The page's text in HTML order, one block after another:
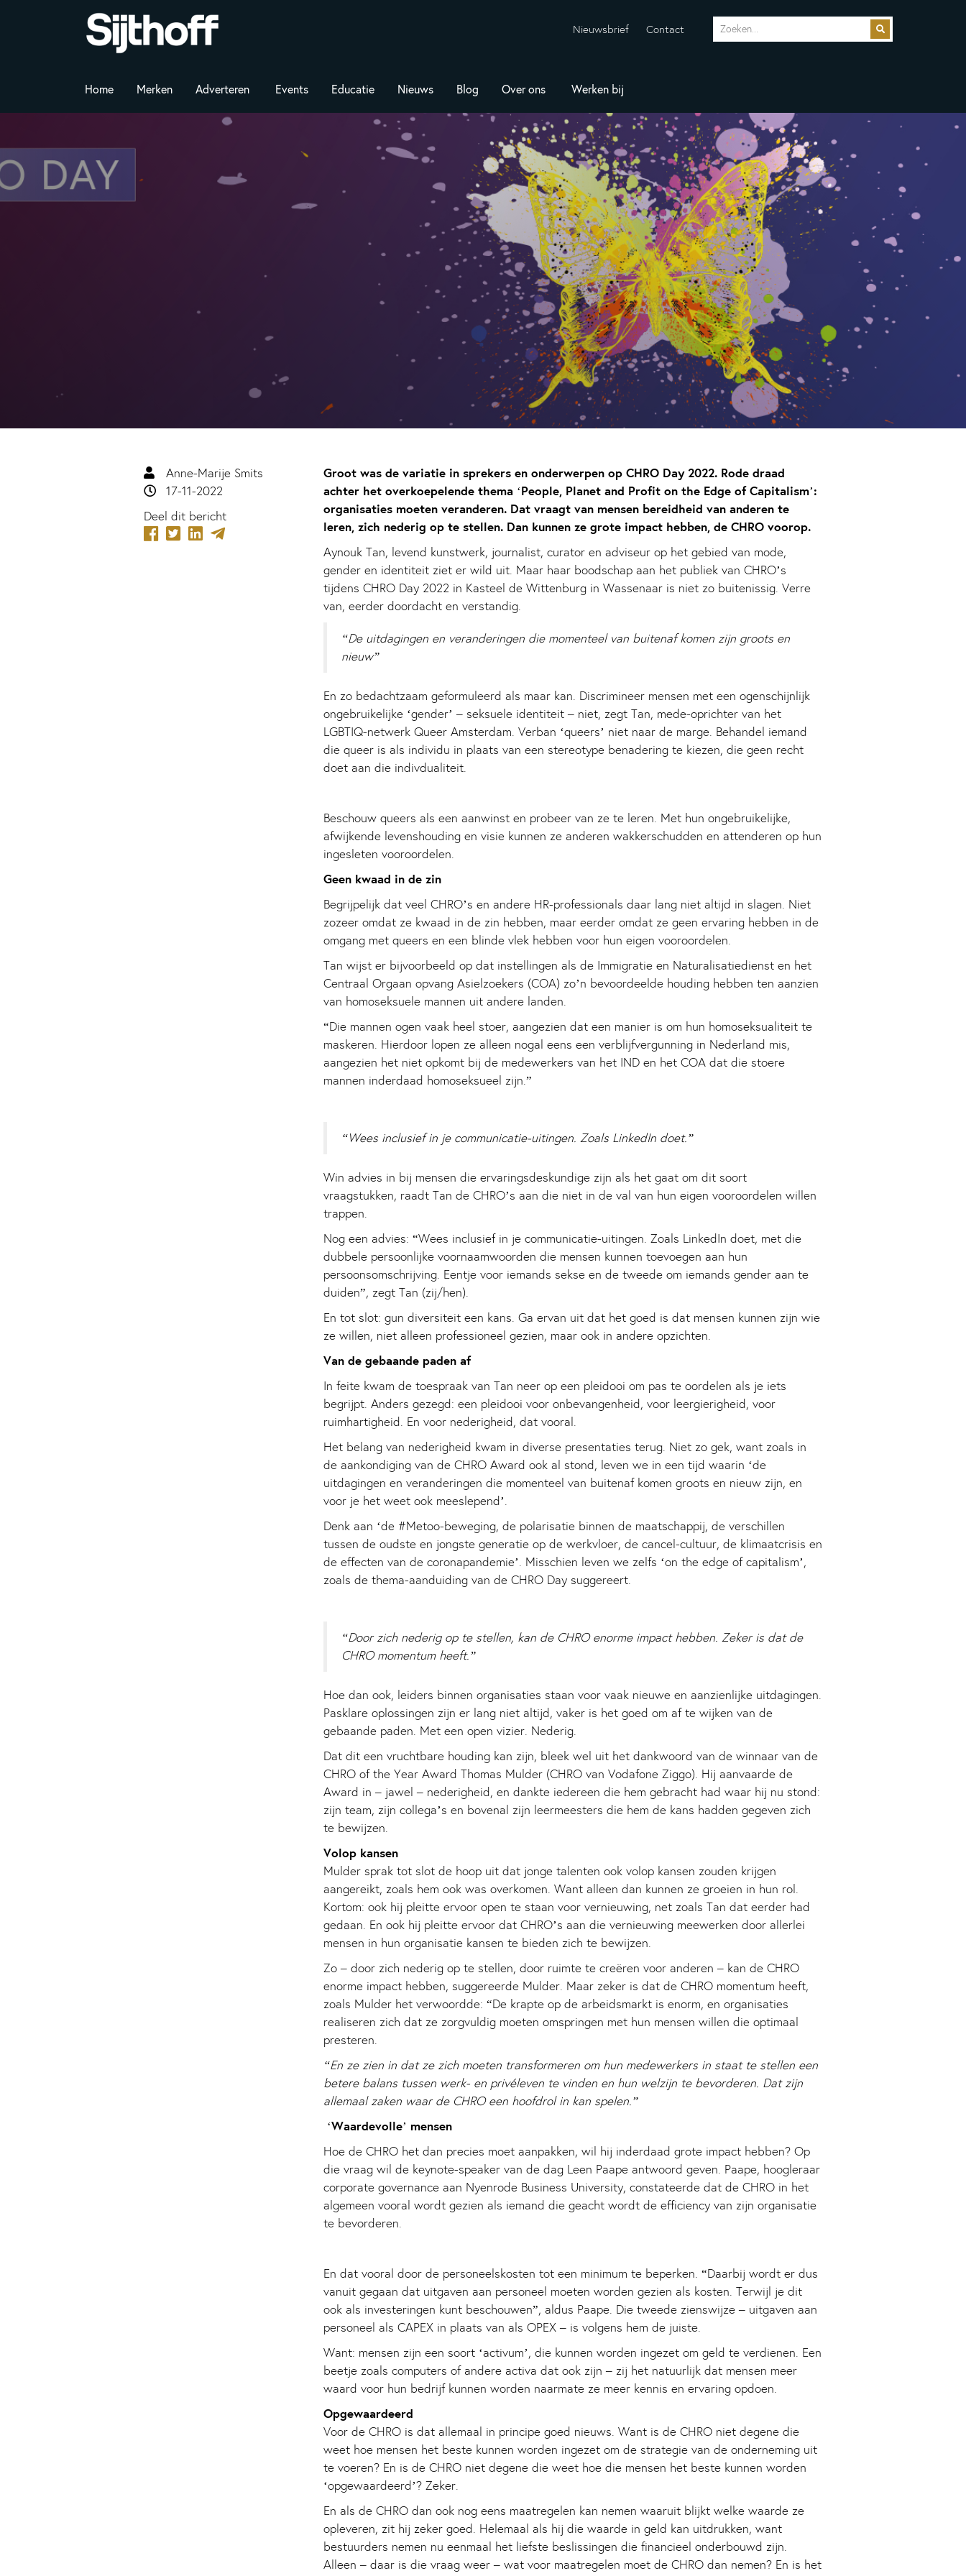
Nieuwsbrief Contact
Home Merken Adverteren Events Educatie Nieuws Blog Over ons Werken bij
Anne-Marije Smits
17-11-2022
Deel dit bericht
Groot was de variatie in sprekers en onderwerpen op CHRO Day 2022. Rode draad
achter het overkoepelende thema ‘People, Planet and Profit on the Edge of Capitalism’:
organisaties moeten veranderen. Dat vraagt van mensen bereidheid van anderen te
leren, zich nederig op te stellen. Dan kunnen ze grote impact hebben, de CHRO voorop.
Aynouk Tan, levend kunstwerk, journalist, curator en adviseur op het gebied van mode,
gender en identiteit ziet er wild uit. Maar haar boodschap aan het publiek van CHRO’s
tijdens CHRO Day 2022 in Kasteel de Wittenburg in Wassenaar is niet zo buitenissig. Verre
van, eerder doordacht en verstandig.
“De uitdagingen en veranderingen die momenteel van buitenaf komen zijn groots en
nieuw”
En zo bedachtzaam geformuleerd als maar kan. Discrimineer mensen met een ogenschijnlijk
ongebruikelijke ‘gender’ – seksuele identiteit – niet, zegt Tan, mede-oprichter van het
LGBTIQ-netwerk Queer Amsterdam. Verban ‘queers’ niet naar de marge. Behandel iemand
die queer is als individu in plaats van een stereotype benadering te kiezen, die geen recht
doet aan die indivdualiteit.
Beschouw queers als een aanwinst en probeer van ze te leren. Met hun ongebruikelijke,
afwijkende levenshouding en visie kunnen ze anderen wakkerschudden en attenderen op hun
ingesleten vooroordelen.
Geen kwaad in de zin
Begrijpelijk dat veel CHRO’s en andere HR-professionals daar lang niet altijd in slagen. Niet
zozeer omdat ze kwaad in de zin hebben, maar eerder omdat ze geen ervaring hebben in de
omgang met queers en een blinde vlek hebben voor hun eigen vooroordelen.
Tan wijst er bijvoorbeeld op dat instellingen als de Immigratie en Naturalisatiedienst en het
Centraal Orgaan opvang Asielzoekers (COA) zo’n bevoordeelde houding hebben ten aanzien
van homoseksuele mannen uit andere landen.
“Die mannen ogen vaak heel stoer, aangezien dat een manier is om hun homoseksualiteit te
maskeren. Hierdoor lopen ze alleen nogal eens een verblijfvergunning in Nederland mis,
aangezien het niet opkomt bij de medewerkers van het IND en het COA dat die stoere
mannen inderdaad homoseksueel zijn.”
“Wees inclusief in je communicatie-uitingen. Zoals LinkedIn doet.”
Win advies in bij mensen die ervaringsdeskundige zijn als het gaat om dit soort
vraagstukken, raadt Tan de CHRO’s aan die niet in de val van hun eigen vooroordelen willen
trappen.
Nog een advies: “Wees inclusief in je communicatie-uitingen. Zoals LinkedIn doet, met die
dubbele persoonlijke voornaamwoorden die mensen kunnen toevoegen aan hun
persoonsomschrijving. Eentje voor iemands sekse en de tweede om iemands gender aan te
duiden”, zegt Tan (zij/hen).
En tot slot: gun diversiteit een kans. Ga ervan uit dat het goed is dat mensen kunnen zijn wie
ze willen, niet alleen professioneel gezien, maar ook in andere opzichten.
Van de gebaande paden af
In feite kwam de toespraak van Tan neer op een pleidooi om pas te oordelen als je iets
begrijpt. Anders gezegd: een pleidooi voor onbevangenheid, voor leergierigheid, voor
ruimhartigheid. En voor nederigheid, dat vooral.
Het belang van nederigheid kwam in diverse presentaties terug. Niet zo gek, want zoals in
de aankondiging van de CHRO Award ook al stond, leven we in een tijd waarin ‘de
uitdagingen en veranderingen die momenteel van buitenaf komen groots en nieuw zijn, en
voor je het weet ook meeslepend’.
Denk aan ‘de #Metoo-beweging, de polarisatie binnen de maatschappij, de verschillen
tussen de oudste en jongste generatie op de werkvloer, de cancel-cultuur, de klimaatcrisis en
de effecten van de coronapandemie’. Misschien leven we zelfs ‘on the edge of capitalism’,
zoals de thema-aanduiding van de CHRO Day suggereert.
“Door zich nederig op te stellen, kan de CHRO enorme impact hebben. Zeker is dat de
CHRO momentum heeft.”
Hoe dan ook, leiders binnen organisaties staan voor vaak nieuwe en aanzienlijke uitdagingen.
Pasklare oplossingen zijn er lang niet altijd, vaker is het goed om af te wijken van de
gebaande paden. Met een open vizier. Nederig.
Dat dit een vruchtbare houding kan zijn, bleek wel uit het dankwoord van de winnaar van de
CHRO of the Year Award Thomas Mulder (CHRO van Vodafone Ziggo). Hij aanvaarde de
Award in – jawel – nederigheid, en dankte iedereen die hem gebracht had waar hij nu stond:
zijn team, zijn collega’s en bovenal zijn leermeesters die hem de kans hadden gegeven zich
te bewijzen.
Volop kansen
Mulder sprak tot slot de hoop uit dat jonge talenten ook volop kansen zouden krijgen
aangereikt, zoals hem ook was overkomen. Want alleen dan kunnen ze groeien in hun rol.
Kortom: ook hij pleitte ervoor open te staan voor vernieuwing, net zoals Tan dat eerder had
gedaan. En ook hij pleitte ervoor dat CHRO’s aan die vernieuwing meewerken door allerlei
mensen in hun organisatie kansen te bieden zich te bewijzen.
Zo – door zich nederig op te stellen, door ruimte te creëren voor anderen – kan de CHRO
enorme impact hebben, suggereerde Mulder. Maar zeker is dat de CHRO momentum heeft,
zoals Mulder het verwoordde: “De krapte op de arbeidsmarkt is enorm, en organisaties
realiseren zich dat ze zorgvuldig moeten omspringen met hun mensen willen die optimaal
presteren.
“En ze zien in dat ze zich moeten transformeren om hun medewerkers in staat te stellen een
betere balans tussen werk- en privéleven te vinden en hun welzijn te bevorderen. Dat zijn
allemaal zaken waar de CHRO een hoofdrol in kan spelen.”
‘Waardevolle’ mensen
Hoe de CHRO het dan precies moet aanpakken, wil hij inderdaad grote impact hebben? Op
die vraag wil de keynote-speaker van de dag Leen Paape antwoord geven. Paape, hoogleraar
corporate governance aan Nyenrode Business University, constateerde dat de CHRO in het
algemeen vooral wordt gezien als iemand die geacht wordt de efficiency van zijn organisatie
te bevorderen.
En dat vooral door de personeelskosten tot een minimum te beperken. “Daarbij wordt er dus
vanuit gegaan dat uitgaven aan personeel moeten worden gezien als kosten. Terwijl je dit
ook als investeringen kunt beschouwen”, aldus Paape. Die tweede zienswijze – uitgaven aan
personeel als CAPEX in plaats van als OPEX – is volgens hem de juiste.
Want: mensen zijn een soort ‘activum’, die kunnen worden ingezet om geld te verdienen. Een
beetje zoals computers of andere activa dat ook zijn – zij het natuurlijk dat mensen meer
waard voor hun bedrijf kunnen worden naarmate ze meer kennis en ervaring opdoen.
Opgewaardeerd
Voor de CHRO is dat allemaal in principe goed nieuws. Want is de CHRO niet degene die
weet hoe mensen het beste kunnen worden ingezet om de strategie van de onderneming uit
te voeren? En is de CHRO niet degene die weet hoe die mensen het beste kunnen worden
‘opgewaardeerd’? Zeker.
En als de CHRO dan ook nog eens maatregelen kan nemen waaruit blijkt welke waarde ze
opleveren, zit hij zeker goed. Helemaal als hij die waarde in geld kan uitdrukken, want
bestuurders nemen nu eenmaal het liefste beslissingen die financieel onderbouwd zijn.
Alleen – daar is die vraag weer – wat voor maatregelen moet de CHRO dan nemen? En is het